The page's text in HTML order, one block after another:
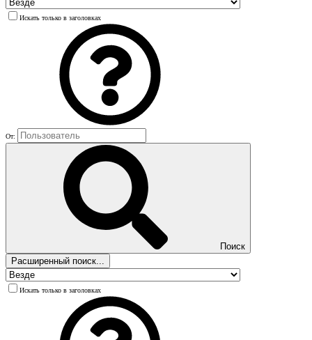
Искать только в заголовках
От:
Поиск
Расширенный поиск...
Искать только в заголовках